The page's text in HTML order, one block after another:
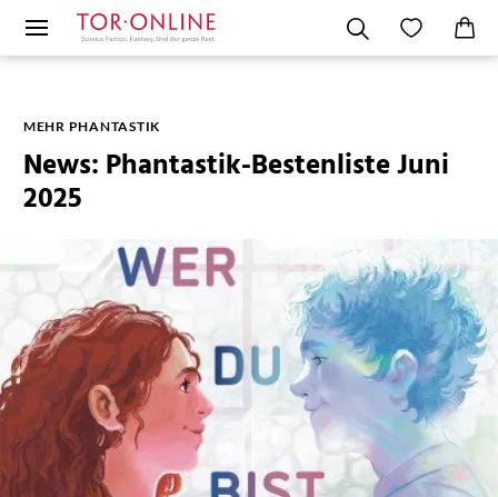
MEHR PHANTASTIK
News: Phantastik-Bestenliste Juni
2025